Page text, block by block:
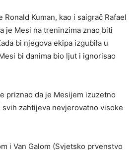
Kuman, kao i saigrač Rafael
je Mesi na treninzima znao biti
bi njegova ekipa izgubila u
bi danima bio ljut i ignorisao
priznao da je Mesijem izuzetno
zahtijeva nevjerovatno visoke
i Van Galom (Svjetsko prvenstvo